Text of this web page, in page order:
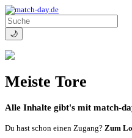
🌙
Meiste Tore
Alle Inhalte gibt's mit match-
Du hast schon einen Zugang? Zum